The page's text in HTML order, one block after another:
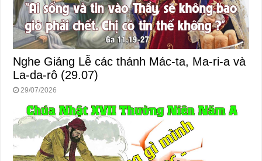
Nghe Giảng Lễ các thánh Mác-ta, Ma-ri-a và
La-da-rô (29.07)
29/07/2026